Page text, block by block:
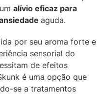
alívio eficaz para
aguda.
por seu aroma forte e
sensorial do
de efeitos
é uma opção que
se a tratamentos